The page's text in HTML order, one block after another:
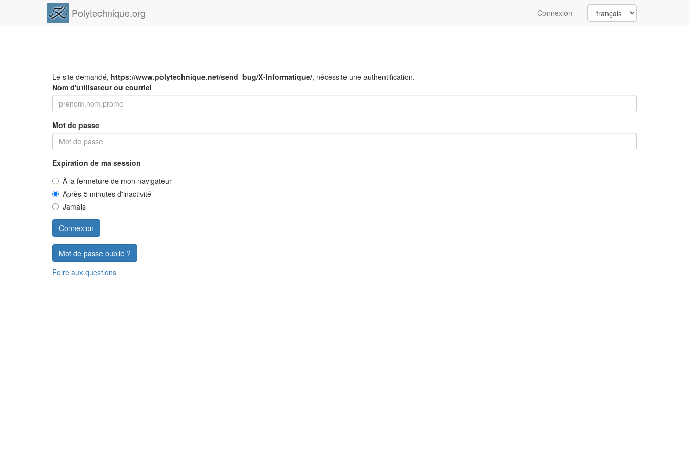
Polytechnique.org Connexion
Le site demandé, https://www.polytechnique.net/send_bug/X-Informatique/, nécessite une authentification.
Nom d'utilisateur ou courriel
Mot de passe
Expiration de ma session
À la fermeture de mon navigateur
Après 5 minutes d'inactivité
Jamais
Mot de passe oublié ?
Foire aux questions